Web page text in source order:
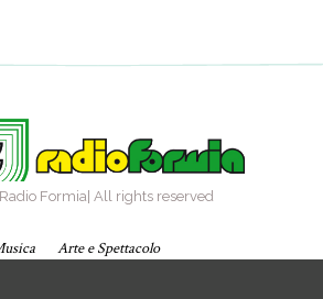
Formia| All rights reserved
Arte e Spettacolo